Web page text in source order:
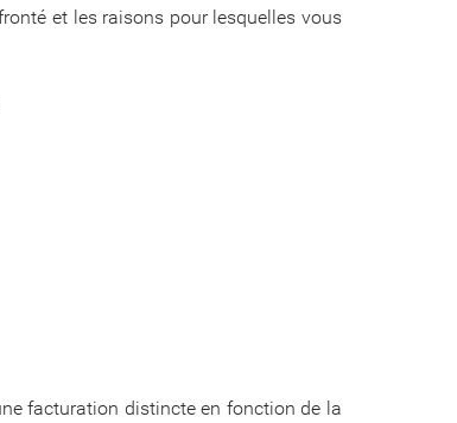
et les raisons pour lesquelles vous
facturation distincte en fonction de la